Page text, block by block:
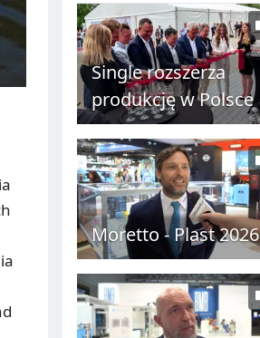
C
HSingle rozszerza
produkcję w Polsce
Moretto - Plast 2026